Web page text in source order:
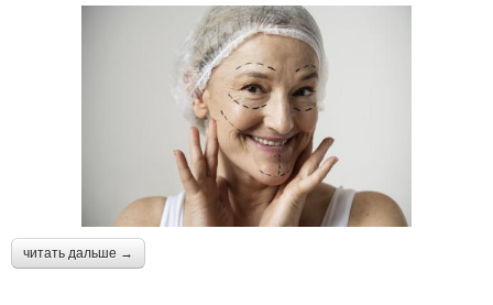
читать дальше →